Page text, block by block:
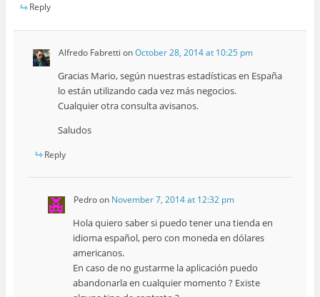
Reply
Alfredo Fabretti onOctober 28, 2014 at 10:25 pm
Gracias Mario, según nuestras estadísticas en España
lo están utilizando cada vez más negocios.
Cualquier otra consulta avisanos.
Saludos
Reply
Pedroon November 7, 2014 at 12:32 pm
Hola quiero saber si puedo tener una tienda en
idioma español, pero con moneda en dólares
americanos.
En caso de no gustarme la aplicación puedo
abandonarla en cualquier momento ? Existe